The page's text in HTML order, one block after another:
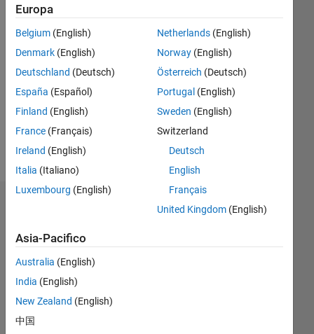
Follow
Messaggio
Systems
Engineer
Electro-
Optical
Systems
Mostra
altro
Statistica
All M…
C…
-10
10
15
25
30
35
45
50
55
90
-20
-20
Europa
Belgium (English)
Denmark (English)
Deutschland (Deutsch)
España (Español)
Finland (English)
France (Français)
Ireland (English)
Italia (Italiano)
Luxembourg (English)
Netherlands(English)
Norway(English)
Österreich (Deutsch)
Portugal (English)
Sweden (English)
Switzerland
Deutsch
English
Français
United Kingdom(English)
Asia-Pacifico
Australia (English)
India (English)
New Zealand (English)
中国